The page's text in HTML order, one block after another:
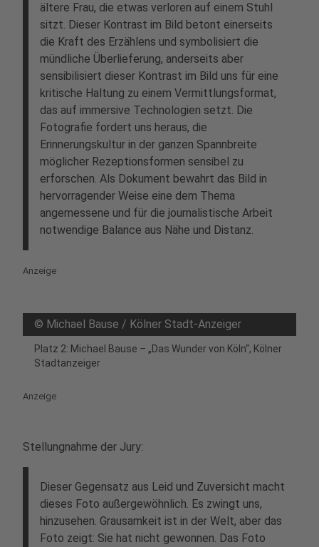
ältere Frau, die etwas verloren auf einem Stuhl
sitzt. Dieser Kontrast im Bild betont einerseits
die Kraft des Erzählens und symbolisiert die
mündliche Überlieferung, anderseits aber
sensibilisiert dieser Kontrast im Bild uns für eine
kritische Haltung zu einem Vermittlungsformat,
das auf immersive Technologien setzt. Die
Fotografie fordert uns heraus, die
Erinnerungskultur in der ganzen Spannbreite
möglicher Rezeptionsformen sensibel zu
erforschen. Als Dokument bewahrt das Bild in
hervorragender Weise eine dem Thema
angemessene und für die journalistische Arbeit
notwendige Balance aus Nähe und Distanz.
Anzeige
© Michael Bause / Kölner Stadt-Anzeiger
Platz 2: Michael Bause – „Das Wunder von Köln“, Kölner
Stadtanzeiger
Anzeige
Stellungnahme der Jury:
Dieser Gegensatz aus Leid und Zuversicht macht
dieses Foto außergewöhnlich. Es zwingt uns,
hinzusehen. Grausamkeit ist in der Welt, aber das
Foto zeigt: Sie hat nicht gewonnen. Das Foto